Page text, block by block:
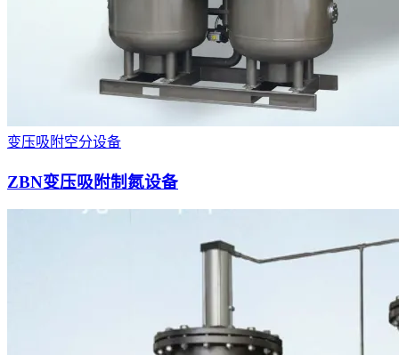
变压吸附空分设备
ZBN变压吸附制氮设备